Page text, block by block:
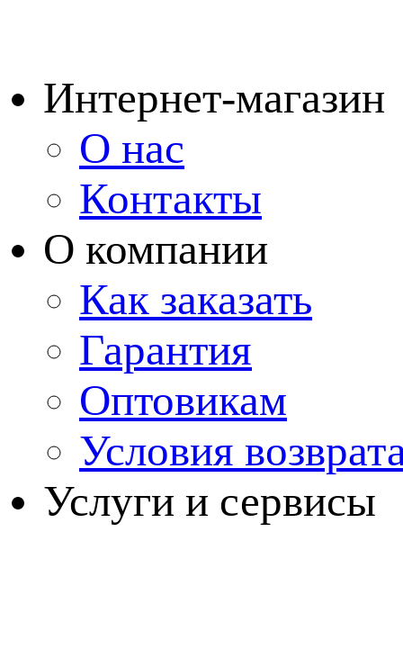
Интернет-магазин
О нас
Контакты
О компании
Как заказать
Гарантия
Оптовикам
Условия
Услуги и сервисы